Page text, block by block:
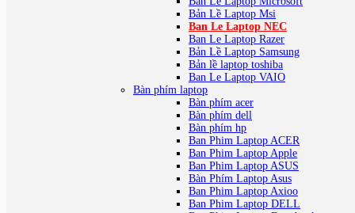
Bản Lề Laptop Msi
Ban Le Laptop NEC
Ban Le Laptop Razer
Bản Lề Laptop Samsung
Bản lề laptop toshiba
Ban Le Laptop VAIO
Bàn phím laptop
Bàn phím acer
Bàn phím dell
Bàn phím hp
Ban Phim Laptop ACER
Ban Phim Laptop Apple
Ban Phim Laptop ASUS
Bàn Phím Laptop Asus
Ban Phim Laptop Axioo
Ban Phim Laptop DELL